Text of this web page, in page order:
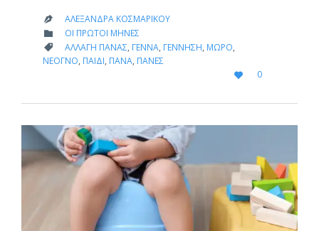
 ΑΛΕΞΆΝΔΡΑ ΚΟΣΜΑΡΊΚΟΥ
 CATEGORY
ΟΙ ΠΡΏΤΟΙ ΜΉΝΕΣ
 CATEGORY
ΑΛΛΑΓΉ ΠΆΝΑΣ, ΓΈΝΝΑ, ΓΈΝΝΗΣΗ, ΜΩΡΌ,
ΝΕΟΓΝΌ, ΠΑΙΔΊ, ΠΆΝΑ, ΠΆΝΕΣ

LOVE
IT
0